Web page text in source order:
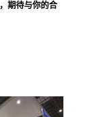
期待与你的合